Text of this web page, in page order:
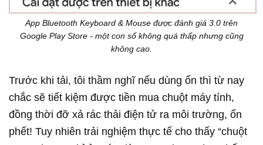
App Bluetooth Keyboard & Mouse được đánh giá 3.0 trên
Google Play Store - một con số không quá thấp nhưng cũng
không cao.
Trước khi tải, tôi thầm nghĩ nếu dùng ổn thì từ nay
chắc sẽ tiết kiệm được tiền mua chuột máy tính,
đồng thời đỡ xả rác thải điện tử ra môi trường, ổn
phết! Tuy nhiên trải nghiệm thực tế cho thấy “chuột